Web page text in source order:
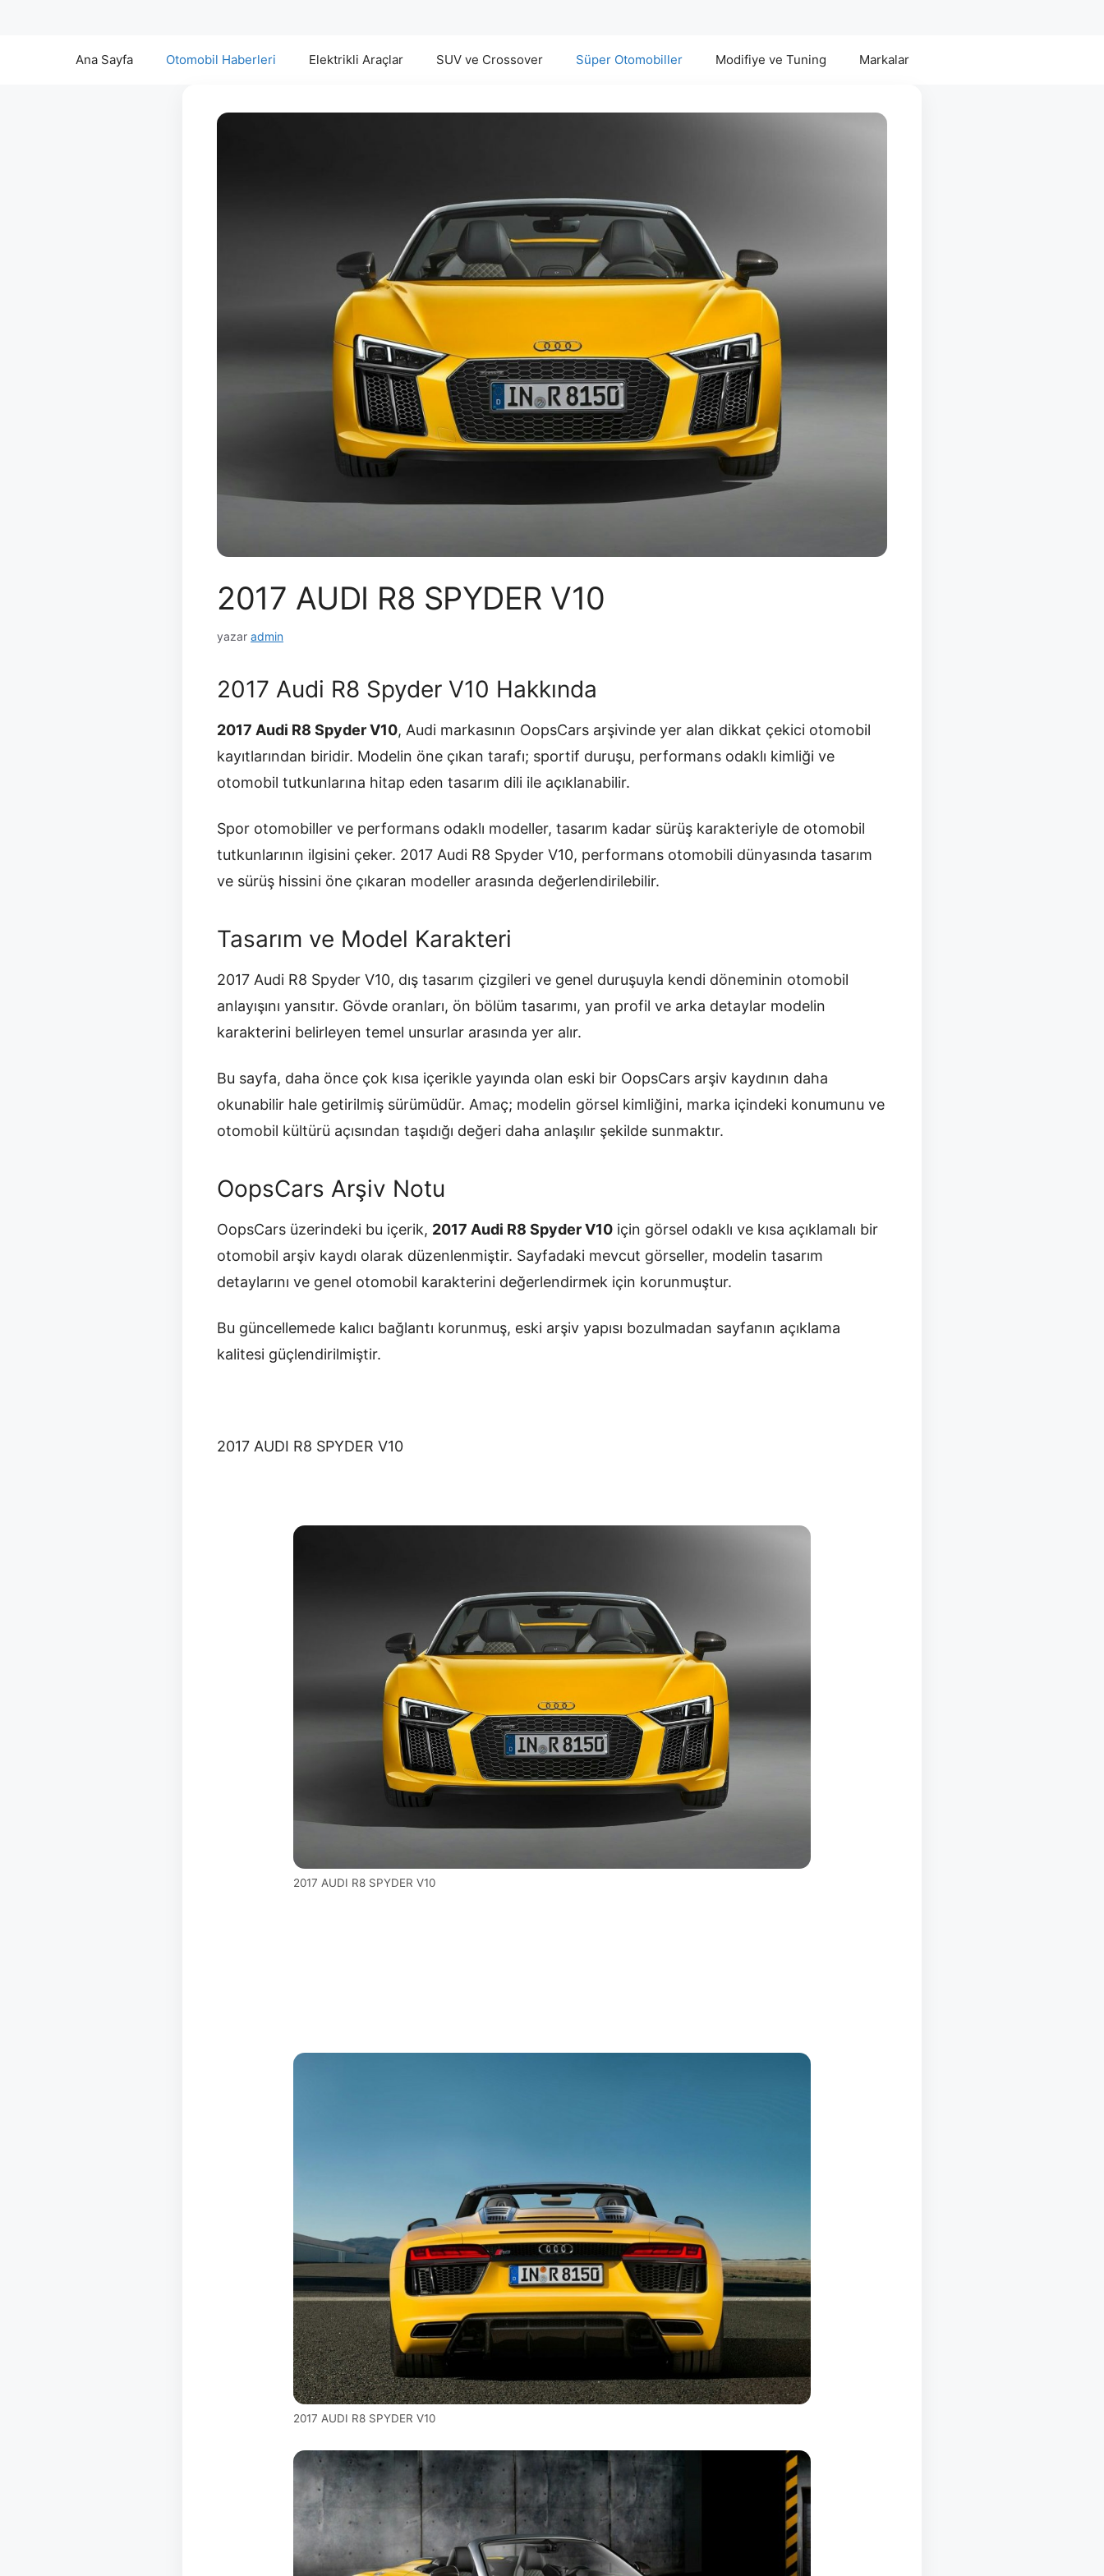
Ana Sayfa Otomobil Haberleri Elektrikli Araçlar SUV ve Crossover Süper Otomobiller Modifiye ve Tuning Markalar
2017 AUDI R8 SPYDER V10
yazar admin
2017 Audi R8 Spyder V10 Hakkında
2017 Audi R8 Spyder V10, Audi markasının OopsCars arşivinde yer alan dikkat çekici otomobil
kayıtlarından biridir. Modelin öne çıkan tarafı; sportif duruşu, performans odaklı kimliği ve
otomobil tutkunlarına hitap eden tasarım dili ile açıklanabilir.
Spor otomobiller ve performans odaklı modeller, tasarım kadar sürüş karakteriyle de otomobil
tutkunlarının ilgisini çeker. 2017 Audi R8 Spyder V10, performans otomobili dünyasında tasarım
ve sürüş hissini öne çıkaran modeller arasında değerlendirilebilir.
Tasarım ve Model Karakteri
2017 Audi R8 Spyder V10, dış tasarım çizgileri ve genel duruşuyla kendi döneminin otomobil
anlayışını yansıtır. Gövde oranları, ön bölüm tasarımı, yan profil ve arka detaylar modelin
karakterini belirleyen temel unsurlar arasında yer alır.
Bu sayfa, daha önce çok kısa içerikle yayında olan eski bir OopsCars arşiv kaydının daha
okunabilir hale getirilmiş sürümüdür. Amaç; modelin görsel kimliğini, marka içindeki konumunu ve
otomobil kültürü açısından taşıdığı değeri daha anlaşılır şekilde sunmaktır.
OopsCars Arşiv Notu
OopsCars üzerindeki bu içerik, 2017 Audi R8 Spyder V10 için görsel odaklı ve kısa açıklamalı bir
otomobil arşiv kaydı olarak düzenlenmiştir. Sayfadaki mevcut görseller, modelin tasarım
detaylarını ve genel otomobil karakterini değerlendirmek için korunmuştur.
Bu güncellemede kalıcı bağlantı korunmuş, eski arşiv yapısı bozulmadan sayfanın açıklama
kalitesi güçlendirilmiştir.
2017 AUDI R8 SPYDER V10
2017 AUDI R8 SPYDER V10
2017 AUDI R8 SPYDER V10